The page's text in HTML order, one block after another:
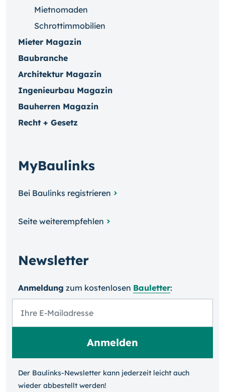
Mietnomaden
Schrottimmobilien
Mieter Magazin
Baubranche
Architektur Magazin
Ingenieurbau Magazin
Bauherren Magazin
Recht + Gesetz
MyBaulinks
Bei Baulinks registrieren
Seite weiterempfehlen
Newsletter
Anmeldung zum kosten­losen Bauletter:
Der Baulinks-Newsletter kann jeder­zeit leicht auch
wieder ab­bestellt werden!